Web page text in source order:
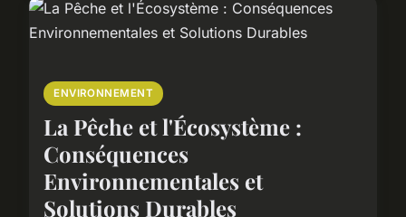
ENVIRONNEMENT
La Pêche et l'Écosystème :
Conséquences
Environnementales et
Solutions Durables